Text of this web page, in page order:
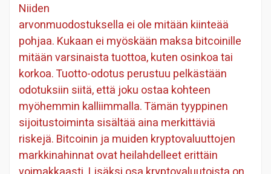
Niiden
arvonmuodostuksella ei ole mitään kiinteää
pohjaa. Kukaan ei myöskään maksa bitcoinille
mitään varsinaista tuottoa, kuten osinkoa tai
korkoa. Tuotto-odotus perustuu pelkästään
odotuksiin siitä, että joku ostaa kohteen
myöhemmin kalliimmalla. Tämän tyyppinen
sijoitustoiminta sisältää aina merkittäviä
riskejä. Bitcoinin ja muiden kryptovaluuttojen
markkinahinnat ovat heilahdelleet erittäin